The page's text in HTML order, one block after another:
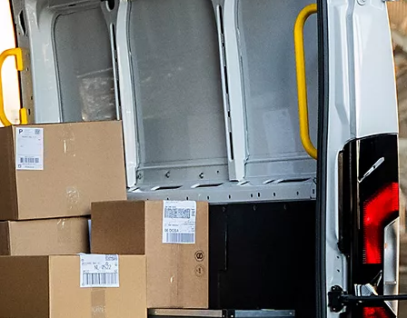
Toyotan osamaksurahoitus
Täyskaskossa on vakiona mm. pysäköintiturva. Vakuutuksen bonuskertymäsi voit hyödyntää täysmääräisesti
aina 80 %:iin asti.